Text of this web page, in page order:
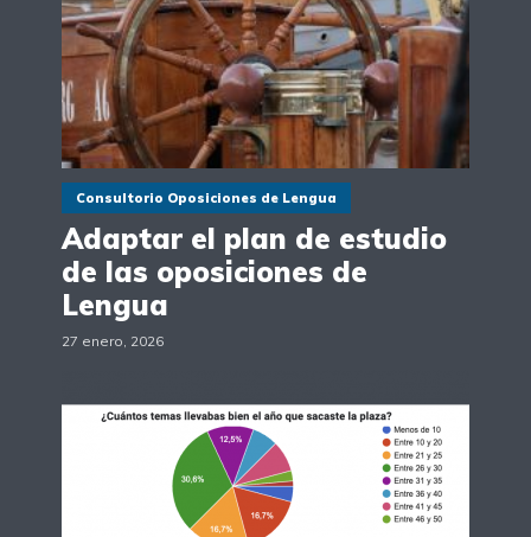
Consultorio Oposiciones de Lengua
Adaptar el plan de estudio
de las oposiciones de
Lengua
27 enero, 2026